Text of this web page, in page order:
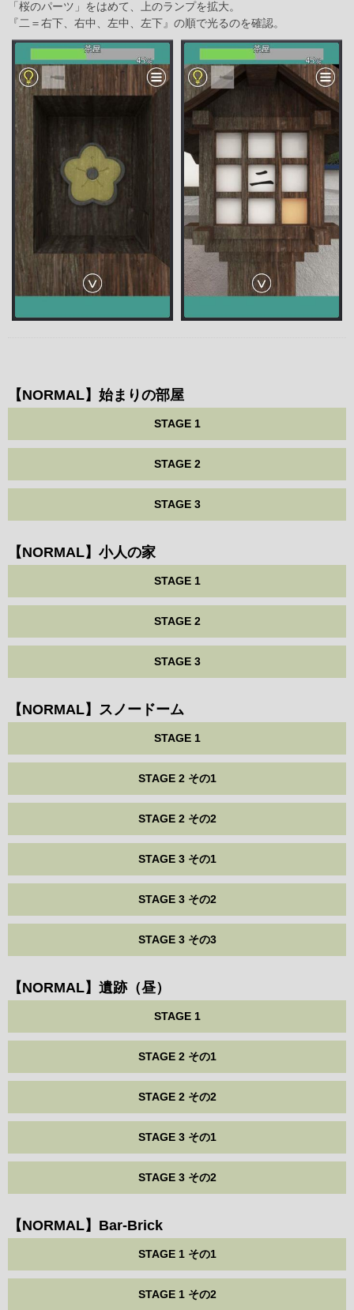
「桜のパーツ」をはめて、上のランプを拡大。
『二＝右下、右中、左中、左下』の順で光るのを確認。
【NORMAL】始まりの部屋
STAGE 1
STAGE 2
STAGE 3
【NORMAL】小人の家
STAGE 1
STAGE 2
STAGE 3
【NORMAL】スノードーム
STAGE 1
STAGE 2 その1
STAGE 2 その2
STAGE 3 その1
STAGE 3 その2
STAGE 3 その3
【NORMAL】遺跡（昼）
STAGE 1
STAGE 2 その1
STAGE 2 その2
STAGE 3 その1
STAGE 3 その2
【NORMAL】Bar-Brick
STAGE 1 その1
STAGE 1 その2